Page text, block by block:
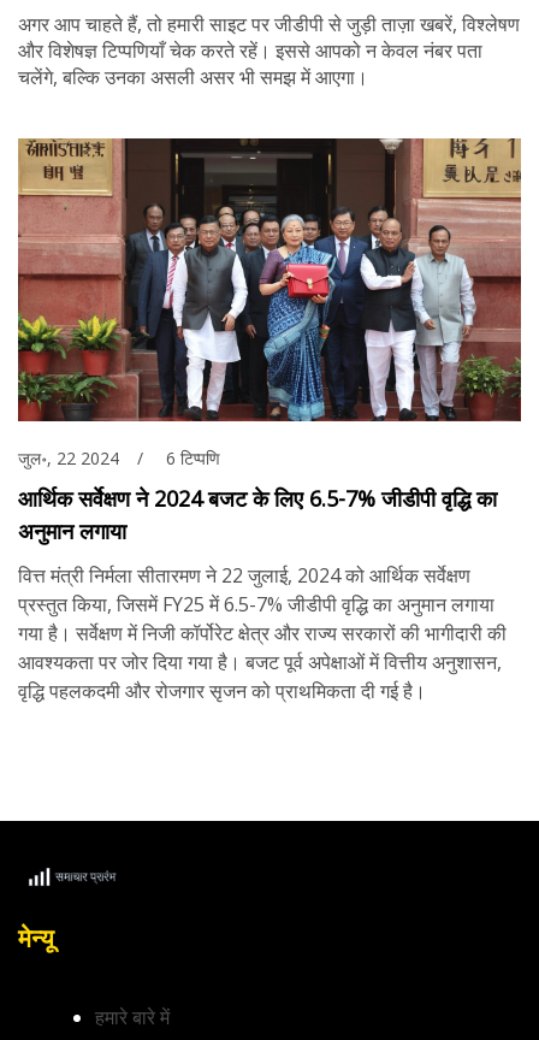
अगर आप चाहते हैं, तो हमारी साइट पर जीडीपी से जुड़ी ताज़ा खबरें, विश्लेषण
और विशेषज्ञ टिप्पणियाँ चेक करते रहें। इससे आपको न केवल नंबर पता
चलेंगे, बल्कि उनका असली असर भी समझ में आएगा।
जुल॰, 22 2024 6 टिप्पणि
आर्थिक सर्वेक्षण ने 2024 बजट के लिए 6.5-7% जीडीपी वृद्धि का
अनुमान लगाया
वित्त मंत्री निर्मला सीतारमण ने 22 जुलाई, 2024 को आर्थिक सर्वेक्षण
प्रस्तुत किया, जिसमें FY25 में 6.5-7% जीडीपी वृद्धि का अनुमान लगाया
गया है। सर्वेक्षण में निजी कॉर्पोरेट क्षेत्र और राज्य सरकारों की भागीदारी की
आवश्यकता पर जोर दिया गया है। बजट पूर्व अपेक्षाओं में वित्तीय अनुशासन,
वृद्धि पहलकदमी और रोजगार सृजन को प्राथमिकता दी गई है।
मेन्यू
हमारे बारे में